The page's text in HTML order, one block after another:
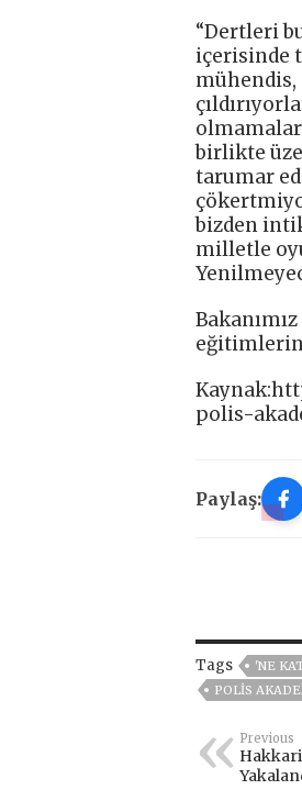
“Dertleri
içerisinde
mühendis,
birlikte
tarumar
bizden
milletle
polis-
Paylaş:
Tags 'NE
POLIS
Previous
Hakkari